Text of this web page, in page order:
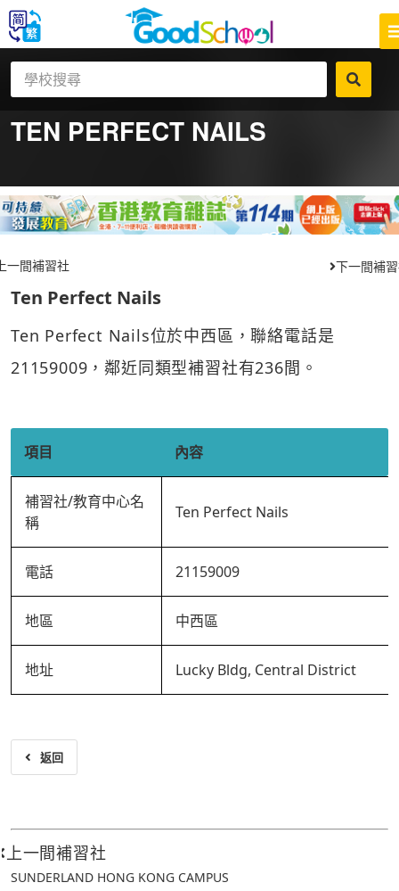
TEN PERFECT NAILS
一間補習社 下一間補
Ten Perfect Nails
Ten Perfect Nails位於中西區，聯絡電話是
21159009，鄰近同類型補習社有236間。
項目 內容
補習社/教育中心名
稱
Ten Perfect Nails
電話 21159009
地區 中西區
地址 Lucky Bldg, Central District
返回
上一間補習社
SUNDERLAND HONG KONG CAMPUS